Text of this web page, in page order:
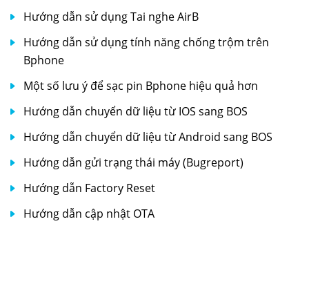
Hướng dẫn sử dụng Tai nghe AirB
Hướng dẫn sử dụng tính năng chống trộm trên
Bphone
Một số lưu ý để sạc pin Bphone hiệu quả hơn
Hướng dẫn chuyển dữ liệu từ IOS sang BOS
Hướng dẫn chuyển dữ liệu từ Android sang BOS
Hướng dẫn gửi trạng thái máy (Bugreport)
Hướng dẫn Factory Reset
Hướng dẫn cập nhật OTA